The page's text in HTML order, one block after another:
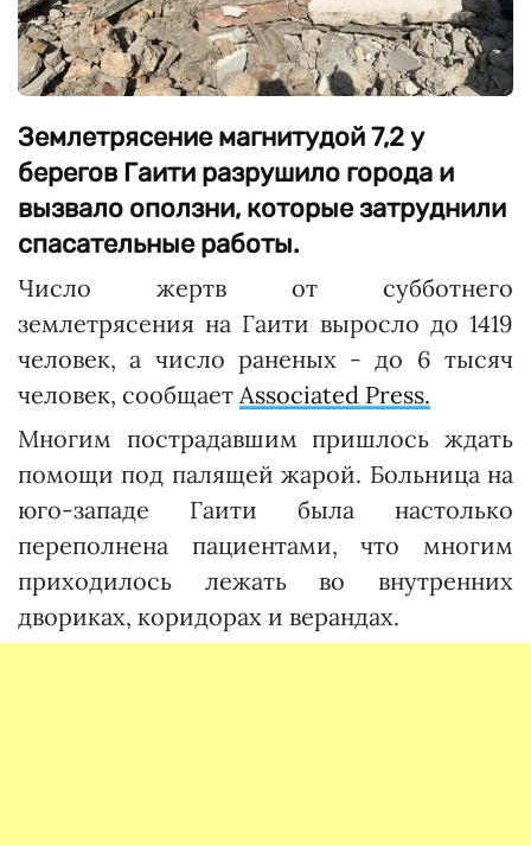
Землетрясение магнитудой 7,2 у
берегов Гаити разрушило города и
вызвало оползни, которые затруднили
спасательные работы.
Число жертв от субботнего
землетрясения на Гаити выросло до 1419
человек, а число раненых - до 6 тысяч
человек, сообщает Associated Press.
Многим пострадавшим пришлось ждать
помощи под палящей жарой. Больница на
юго-западе Гаити была настолько
переполнена пациентами, что многим
приходилось лежать во внутренних
двориках, коридорах и верандах.